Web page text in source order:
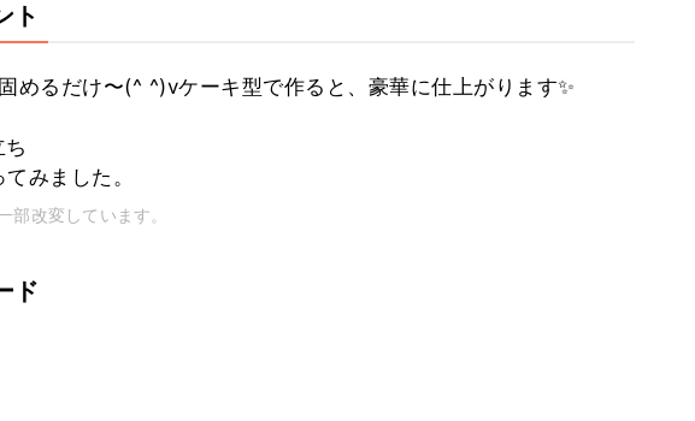
ト
めるだけ〜(^ ^)vケーキ型で作ると、豪華に仕上がります✨
みました。
部改変しています。
ド